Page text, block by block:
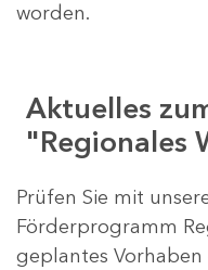
worden.
Aktuelles
"Regionales
Prüfen Sie mit
Förderprogramm
geplantes